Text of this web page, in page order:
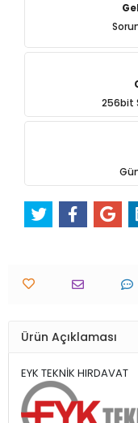
256bit
Ürün Açıklaması
EYK TEKNİK HIRDAVAT